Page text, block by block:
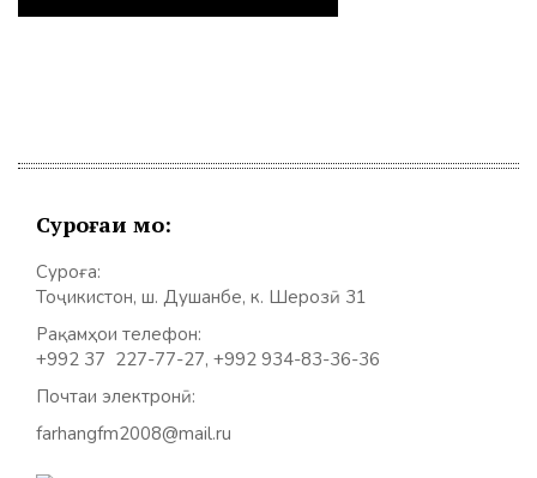
Суроғаи мо:
Суроға:
Тоҷикистон, ш. Душанбе, к. Шерозӣ 31
Рақамҳои телефон:
+992 37 227-77-27, +992 934-83-36-36
Почтаи электронӣ:
farhangfm2008@mail.ru